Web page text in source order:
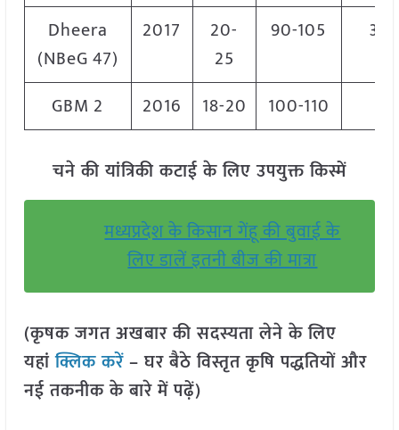
Dheera
(NBeG 47)
2017
20-
25
90-105
GBM 2 2016 18-20 100-110
चने की यांत्रिकी कटाई के लिए उपयुक्त किस्में
मध्यप्रदेश के किसान गेंहू की बुवाई के
लिए डालें इतनी बीज की मात्रा
(कृषक जगत अखबार की सदस्यता लेने के लिए
यहांक्लिक करें– घर बैठे विस्तृत कृषि पद्धतियों और
नई तकनीक के बारे में पढ़ें)